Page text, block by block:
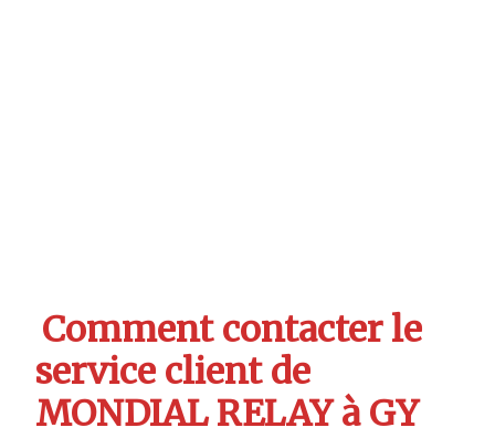
Comment contacter le
service client de
MONDIAL RELAY à GY